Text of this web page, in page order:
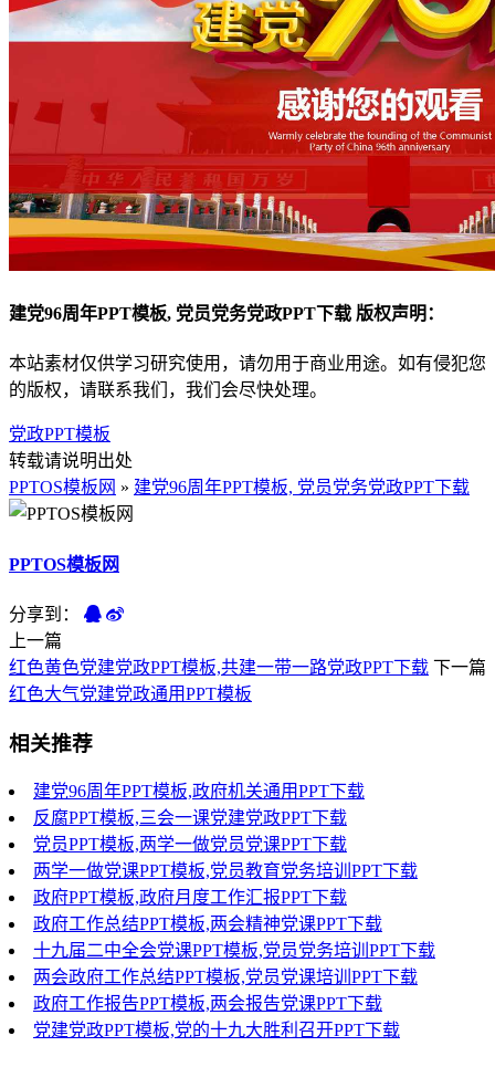
建党96周年PPT模板, 党员党务党政PPT下载 版权声明：
本站素材仅供学习研究使用，请勿用于商业用途。如有侵犯您
的版权，请联系我们，我们会尽快处理。
党政PPT模板
转载请说明出处
PPTOS模板网 » 建党96周年PPT模板, 党员党务党政PPT下载
PPTOS模板网
分享到：
上一篇
红色黄色党建党政PPT模板,共建一带一路党政PPT下载 下一篇
红色大气党建党政通用PPT模板
相关推荐
建党96周年PPT模板,政府机关通用PPT下载
反腐PPT模板,三会一课党建党政PPT下载
党员PPT模板,两学一做党员党课PPT下载
两学一做党课PPT模板,党员教育党务培训PPT下载
政府PPT模板,政府月度工作汇报PPT下载
政府工作总结PPT模板,两会精神党课PPT下载
十九届二中全会党课PPT模板,党员党务培训PPT下载
两会政府工作总结PPT模板,党员党课培训PPT下载
政府工作报告PPT模板,两会报告党课PPT下载
党建党政PPT模板,党的十九大胜利召开PPT下载